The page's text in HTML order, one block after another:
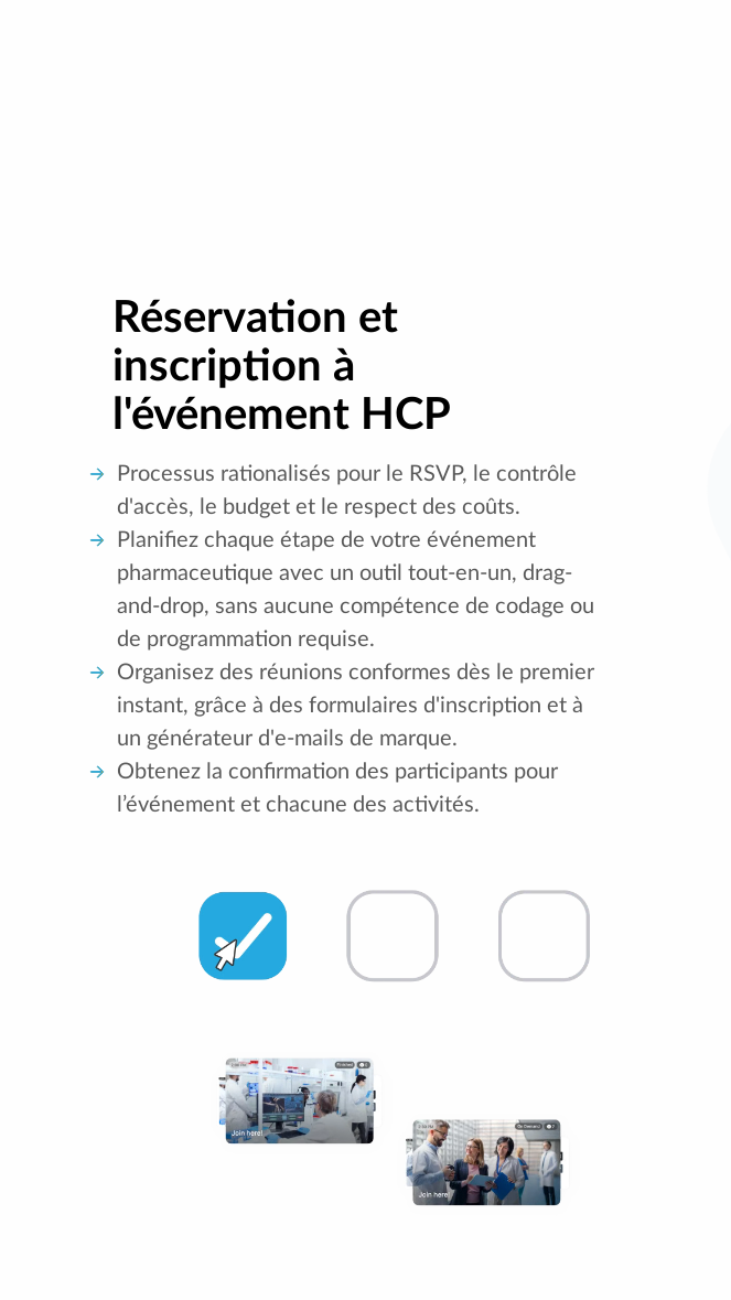
Réservation et
inscription à
l'événement HCP
Processus rationalisés pour le RSVP, le contrôle
d'accès, le budget et le respect des coûts.
Planifiez chaque étape de votre événement
pharmaceutique avec un outil tout-en-un, drag-
and-drop, sans aucune compétence de codage ou
de programmation requise.
Organisez des réunions conformes dès le premier
instant, grâce à des formulaires d'inscription et à
un générateur d'e-mails de marque.
Obtenez la confirmation des participants pour
l’événement et chacune des activités.